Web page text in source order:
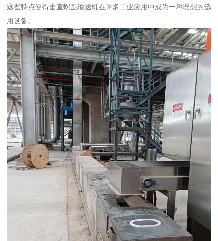
这些特点使得垂直螺旋输送机在许多工业应用中成为一种理想的选
用设备。